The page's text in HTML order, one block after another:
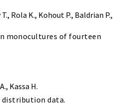
Rola K., Kohout P., Baldrian P.,
monocultures of fourteen
Kassa H.
distribution data.